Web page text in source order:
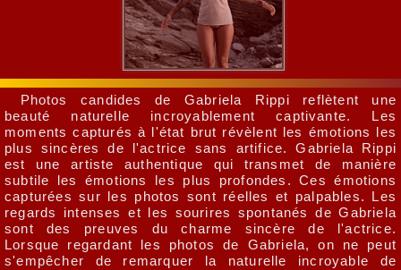
Photos candides de Gabriela Rippi reflètent une
beauté naturelle incroyablement captivante. Les
moments capturés à l'état brut révèlent les émotions les
plus sincères de l'actrice sans artifice. Gabriela Rippi
est une artiste authentique qui transmet de manière
subtile les émotions les plus profondes. Ces émotions
capturées sur les photos sont réelles et palpables. Les
regards intenses et les sourires spontanés de Gabriela
sont des preuves du charme sincère de l'actrice.
Lorsque regardant les photos de Gabriela, on ne peut
s'empêcher de remarquer la naturelle incroyable de